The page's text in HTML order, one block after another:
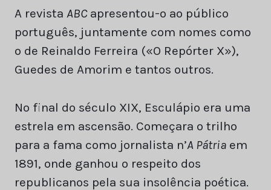
A revista ABCapresentou-o ao público
português, juntamente com nomes como
o de Reinaldo Ferreira («O Repórter X»),
Guedes de Amorim e tantos outros.
No final do século XIX, Esculápio era uma
estrela em ascensão. Começara o trilho
para a fama como jornalista n’A Pátria em
1891, onde ganhou o respeito dos
republicanos pela sua insolência poética.